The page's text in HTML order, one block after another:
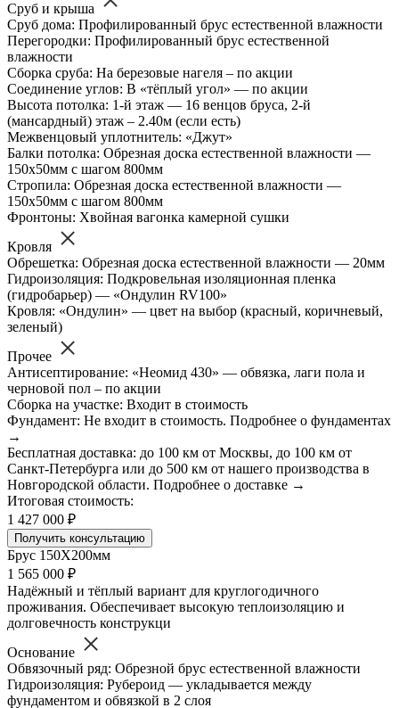
Сруб и крыша
Сруб дома: Профилированный брус естественной влажности
Перегородки: Профилированный брус естественной
влажности
Сборка сруба: На березовые нагеля – по акции
Соединение углов: В «тёплый угол» — по акции
Высота потолка: 1-й этаж — 16 венцов бруса, 2-й
(мансардный) этаж – 2.40м (если есть)
Межвенцовый уплотнитель: «Джут»
Балки потолка: Обрезная доска естественной влажности —
150х50мм с шагом 800мм
Стропила: Обрезная доска естественной влажности —
150х50мм с шагом 800мм
Фронтоны: Хвойная вагонка камерной сушки
Кровля
Обрешетка: Обрезная доска естественной влажности — 20мм
Гидроизоляция: Подкровельная изоляционная пленка
(гидробарьер) — «Ондулин RV100»
Кровля: «Ондулин» — цвет на выбор (красный, коричневый,
зеленый)
Прочее
Антисептирование: «Неомид 430» — обвязка, лаги пола и
черновой пол – по акции
Сборка на участке: Входит в стоимость
Фундамент: Не входит в стоимость. Подробнее о фундаментах
→
Бесплатная доставка: до 100 км от Москвы, до 100 км от
Санкт-Петербурга или до 500 км от нашего производства в
Новгородской области. Подробнее о доставке →
Итоговая стоимость:
1 427 000 ₽
Получить консультацию
Брус 150Х200мм
1 565 000 ₽
Надёжный и тёплый вариант для круглогодичного
проживания. Обеспечивает высокую теплоизоляцию и
долговечность конструкци
Основание
Обвязочный ряд: Обрезной брус естественной влажности
Гидроизоляция: Рубероид — укладывается между
фундаментом и обвязкой в 2 слоя